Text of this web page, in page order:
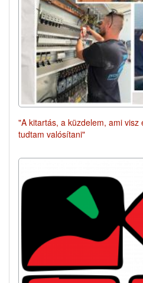
"A kitartás, a küzdelem, ami
tudtam valósítani"